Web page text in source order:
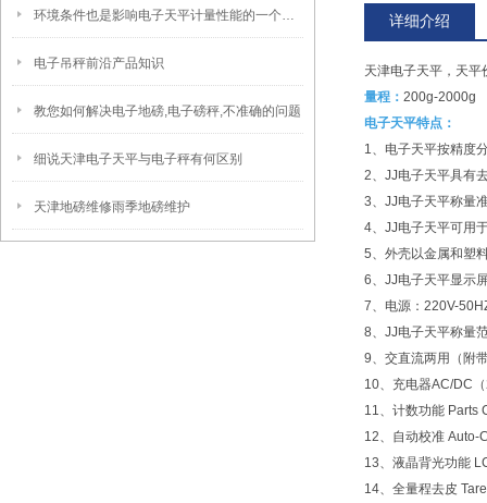
环境条件也是影响电子天平计量性能的一个重要因素
电子吊秤前沿产品知识
教您如何解决电子地磅,电子磅秤,不准确的问题
细说天津电子天平与电子秤有何区别
天津地磅维修雨季地磅维护
详细介绍
天津电子天平，天
量程： 200g-2000g
电子天平特点：
1、电子天平按精度
2、JJ电子天平具有
3、JJ电子天平称量
4、JJ电子天平可用
5、外壳以金属和塑
6、JJ电子天平显示
7、电源：220V-
8、JJ电子天平称量
9、交直流两用（附
10、充电器AC/DC
11、计数功能 Parts
12、自动校准 Auto-
13、液晶背光功能
14、全量程去皮